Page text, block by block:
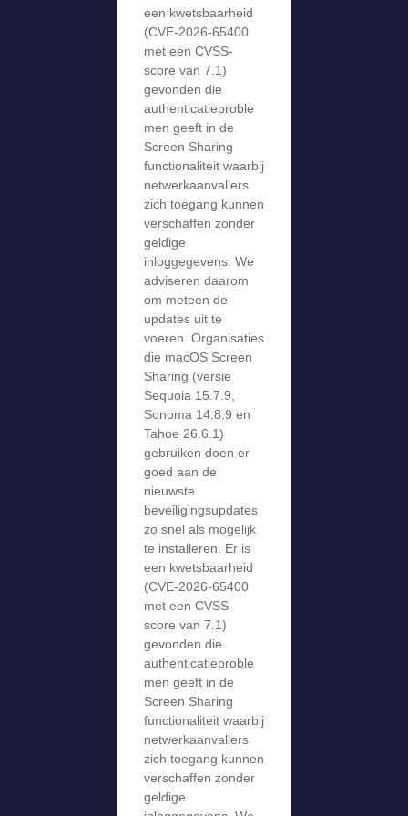
een kwetsbaarheid
(CVE-2026-65400
met een CVSS-
score van 7.1)
gevonden die
authenticatieproble
men geeft in de
Screen Sharing
functionaliteit waarbij
netwerkaanvallers
zich toegang kunnen
verschaffen zonder
geldige
inloggegevens. We
adviseren daarom
om meteen de
updates uit te
voeren. Organisaties
die macOS Screen
Sharing (versie
Sequoia 15.7.9,
Sonoma 14.8.9 en
Tahoe 26.6.1)
gebruiken doen er
goed aan de
nieuwste
beveiligingsupdates
zo snel als mogelijk
te installeren. Er is
een kwetsbaarheid
(CVE-2026-65400
met een CVSS-
score van 7.1)
gevonden die
authenticatieproble
men geeft in de
Screen Sharing
functionaliteit waarbij
netwerkaanvallers
zich toegang kunnen
verschaffen zonder
geldige